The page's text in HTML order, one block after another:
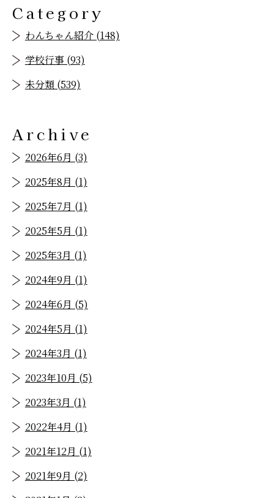
Category
わんちゃん紹介 (148)
学校行事 (93)
未分類 (539)
Archive
2026年6月 (3)
2025年8月 (1)
2025年7月 (1)
2025年5月 (1)
2025年3月 (1)
2024年9月 (1)
2024年6月 (5)
2024年5月 (1)
2024年3月 (1)
2023年10月 (5)
2023年3月 (1)
2022年4月 (1)
2021年12月 (1)
2021年9月 (2)